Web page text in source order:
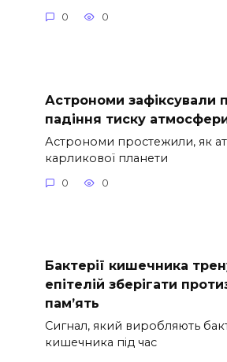
0 0
Астрономи зафіксували
падіння тиску
Астрономи простежили, як
карликової планети
0 0
Бактерії кишечника
епітелій зберігати
пам’ять
Сигнал, який виробляють
кишечника під час